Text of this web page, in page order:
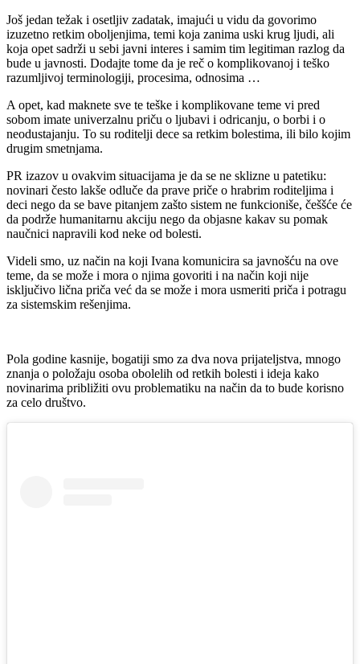
Još jedan težak i osetljiv zadatak, imajući u vidu da govorimo
izuzetno retkim oboljenjima, temi koja zanima uski krug ljudi, ali
koja opet sadrži u sebi javni interes i samim tim legitiman razlog da
bude u javnosti. Dodajte tome da je reč o komplikovanoj i teško
razumljivoj terminologiji, procesima, odnosima …
A opet, kad maknete sve te teške i komplikovane teme vi pred
sobom imate univerzalnu priču o ljubavi i odricanju, o borbi i o
neodustajanju. To su roditelji dece sa retkim bolestima, ili bilo kojim
drugim smetnjama.
PR izazov u ovakvim situacijama je da se ne sklizne u patetiku:
novinari često lakše odluče da prave priče o hrabrim roditeljima i
deci nego da se bave pitanjem zašto sistem ne funkcioniše, češšće će
da podrže humanitarnu akciju nego da objasne kakav su pomak
naučnici napravili kod neke od bolesti.
Videli smo, uz način na koji Ivana komunicira sa javnošću na ove
teme, da se može i mora o njima govoriti i na način koji nije
isključivo lična priča već da se može i mora usmeriti priča i potragu
za sistemskim rešenjima.
Pola godine kasnije, bogatiji smo za dva nova prijateljstva, mnogo
znanja o položaju osoba obolelih od retkih bolesti i ideja kako
novinarima približiti ovu problematiku na način da to bude korisno
za celo društvo.